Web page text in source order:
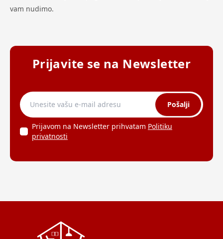
vam nudimo.
Prijavite se na Newsletter
Pošalji
Prijavom na Newsletter prihvatam Politiku
privatnosti